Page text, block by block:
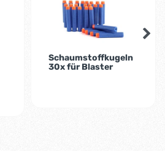
Schaumstoffkugeln
30x für Blaster